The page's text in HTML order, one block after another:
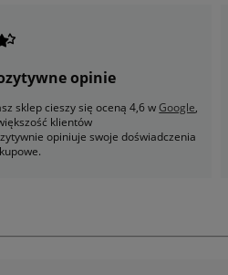
opinie
sklep cieszy się oceną 4,6 wGoogle,
klientów
opiniuje swoje doświadczenia